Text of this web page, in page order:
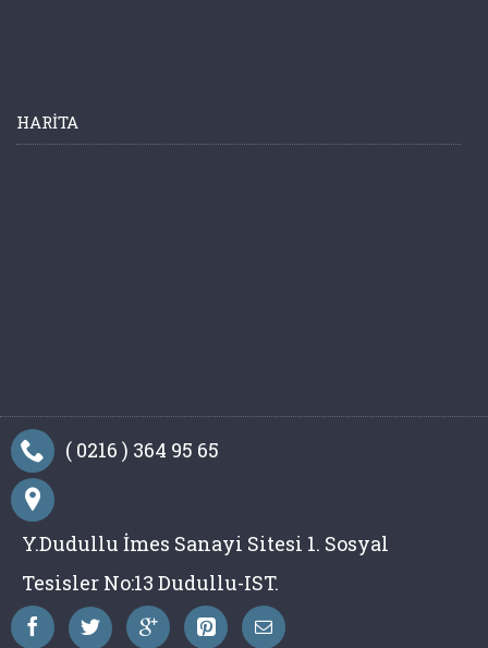
HARITA
( 0216 ) 364 95 65
Y.Dudullu İmes Sanayi Sitesi 1. Sosyal
Tesisler No:13 Dudullu-IST.